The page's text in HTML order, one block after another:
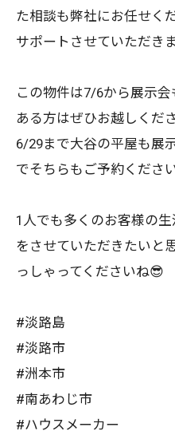
た相談も弊社にお任せく
サポートさせていただき
この物件は7/6から展示
ある方はぜひお越しくだ
6/29まで大谷の平屋も展
でそちらもご予約くださ
1人でも多くのお客様の
をさせていただきたいと
っしゃってくださいね😎
#淡路島
#淡路市
#洲本市
#南あわじ市
#ハウスメーカー